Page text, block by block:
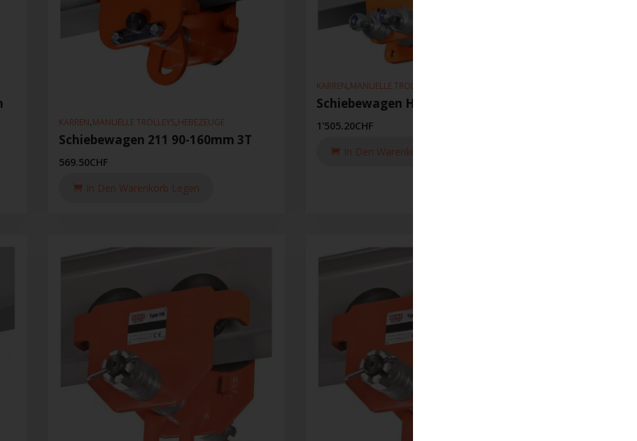
KARREN,MANUELLE TROLLEYS,HEBEZEUGE
Schiebewagen 211 90-160mm 3T
569.50CHF
In Den Warenkorb Legen
KARREN,MANUELLE TROLLEYS
Schiebewagen HFN 90-310mm 6,3T
1'505.20CHF
In Den Warenkorb Legen